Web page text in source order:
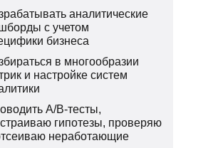
аналитические
с учетом
бизнеса
в многообразии
и настройке систем
A/B-тесты,
гипотезы, проверяю
неработающие